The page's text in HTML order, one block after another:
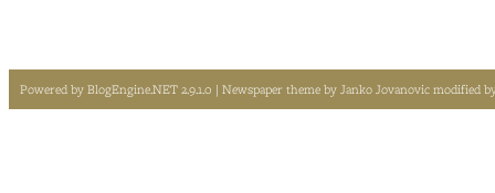
Powered byBlogEngine.NET 2.9.1.0 | Newspaper theme byJanko Jovanovicmodified